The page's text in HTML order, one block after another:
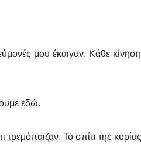
μου έκαιγαν. Κάθε
εδώ.
Το σπίτι της